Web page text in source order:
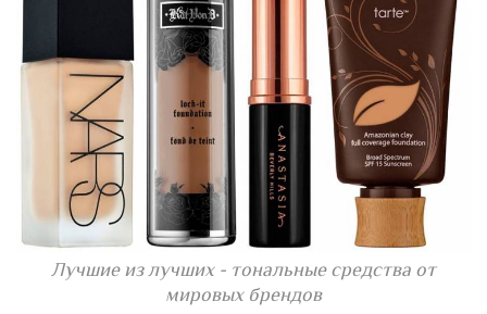
Лучшие из лучших - тональные средства от
мировых брендов